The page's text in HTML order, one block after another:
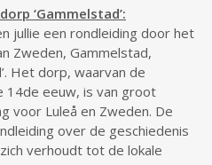
‘Gammelstad’:
jullie een rondleiding door het
Zweden, Gammelstad,
Het dorp, waarvan de
eeuw, is van groot
voor Luleå en Zweden. De
over de geschiedenis
verhoudt tot de lokale